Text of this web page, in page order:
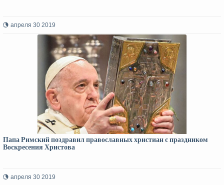
апреля 30 2019
Папа Римский поздравил православных христиан с праздником
Воскресения Христова
апреля 30 2019